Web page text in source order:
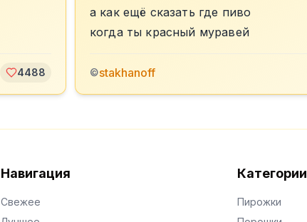
4488
а как ещё сказать где пиво
когда ты красный муравей
©stakhanoff
Навигация
Свежее
Категории
Пирожки